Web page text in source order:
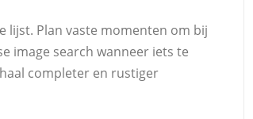
lijst. Plan vaste momenten om bij
image search wanneer iets te
completer en rustiger